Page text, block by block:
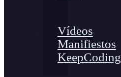
Vídeos
Manifiestos
KeepCoding